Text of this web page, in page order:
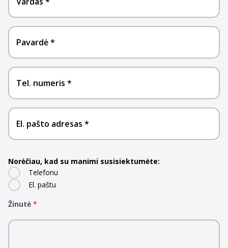
Pavardė
Tel. numeris
El. pašto adresas
Norėčiau, kad su manimi susisiektumėte:
Telefonu
El. paštu
Žinutė